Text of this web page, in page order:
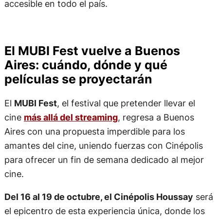
accesible en todo el país.
El MUBI Fest vuelve a Buenos
Aires: cuándo, dónde y qué
películas se proyectarán
El MUBI Fest, el festival que pretender llevar el
cine más allá del streaming, regresa a Buenos
Aires con una propuesta imperdible para los
amantes del cine, uniendo fuerzas con Cinépolis
para ofrecer un fin de semana dedicado al mejor
cine.
Del 16 al 19 de octubre, el Cinépolis Houssay será
el epicentro de esta experiencia única, donde los